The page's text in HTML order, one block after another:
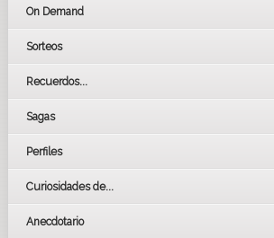
On Demand
Sorteos
Recuerdos...
Sagas
Perfiles
Curiosidades de...
Anecdotario